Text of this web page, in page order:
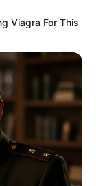
Viagra For This